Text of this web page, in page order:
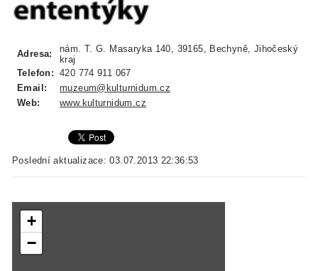
Adresa:
nám. T. G. Masaryka 140, 39165, Bechyně, Jihočeský
kraj
Telefon: 420 774 911 067
Email:
muzeum@kulturnidum.cz
Web:
www.kulturnidum.cz
Poslední aktualizace: 03.07.2013 22:36:53
+
−